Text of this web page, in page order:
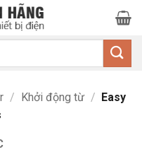
/ Khởi động từ / Easy